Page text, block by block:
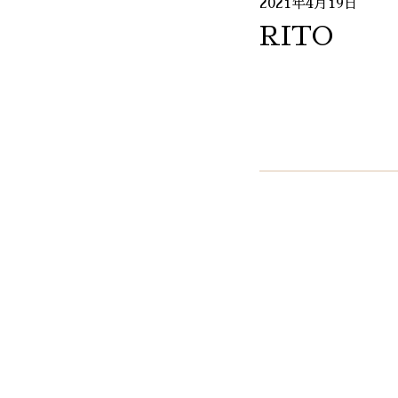
2021年4月19日
RITO